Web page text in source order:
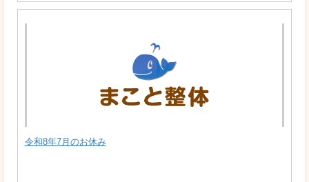
令和8年7月のお休み